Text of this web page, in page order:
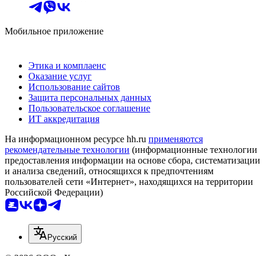
Мобильное приложение
Этика и комплаенс
Оказание услуг
Использование сайтов
Защита персональных данных
Пользовательское соглашение
ИТ аккредитация
На информационном ресурсе hh.ru применяются
рекомендательные технологии (информационные технологии
предоставления информации на основе сбора, систематизации
и анализа сведений, относящихся к предпочтениям
пользователей сети «Интернет», находящихся на территории
Российской Федерации)
Русский